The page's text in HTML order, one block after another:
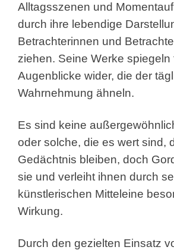
Alltagsszenen und
durch ihre lebendige
Betrachterinnen und
ziehen. Seine Werke spiegeln
Augenblicke wider, die der
Wahrnehmung ähneln.
Es sind keine
oder solche, die es wert sind,
Gedächtnis bleiben, doch
sie und verleiht ihnen durch
künstlerischen Mitteleine
Wirkung.
Durch den gezielten Einsatz